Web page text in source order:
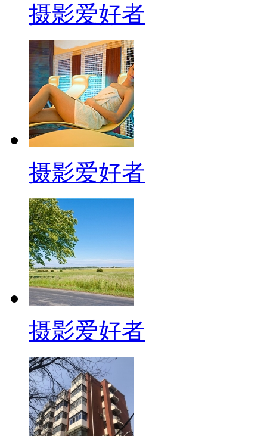
摄影爱好者
摄影爱好者
摄影爱好者